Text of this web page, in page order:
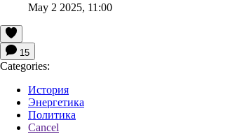
May 2 2025, 11:00
15
Categories:
История
Энергетика
Политика
Cancel